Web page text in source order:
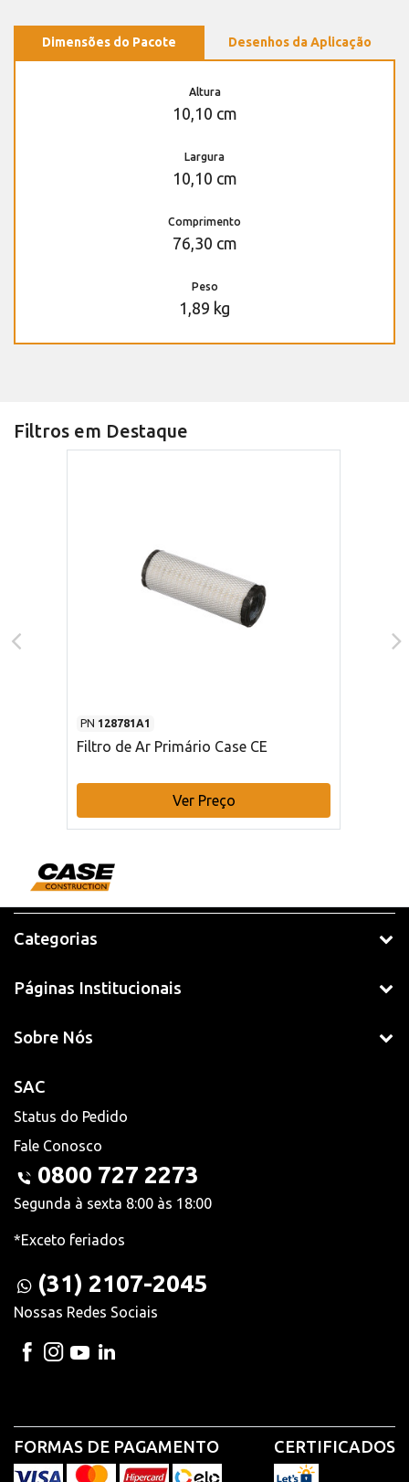
Dimensões do Pacote Desenhos da Aplicação
Altura
10,10 cm
Largura
10,10 cm
Comprimento
76,30 cm
Peso
1,89 kg
Filtros em Destaque
PN 128781A1
Filtro de Ar Primário Case CE
Ver Preço
Categorias
Páginas Institucionais
Sobre Nós
SAC
Status do Pedido
Fale Conosco
0800 727 2273
Segunda à sexta 8:00 às 18:00
*Exceto feriados
(31) 2107-2045
Nossas Redes Sociais
FORMAS DE PAGAMENTO CERTIFICADOS